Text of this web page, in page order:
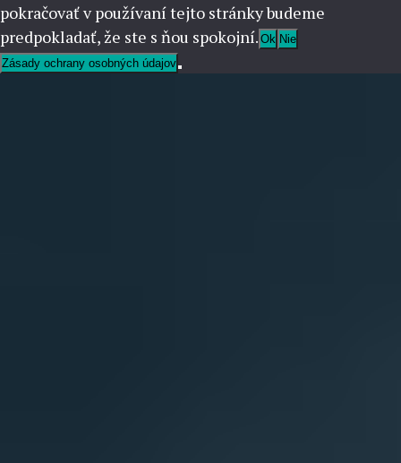
pokračovať v používaní tejto stránky budeme
predpokladať, že ste s ňou spokojní. Ok Nie
Zásady ochrany osobných údajov